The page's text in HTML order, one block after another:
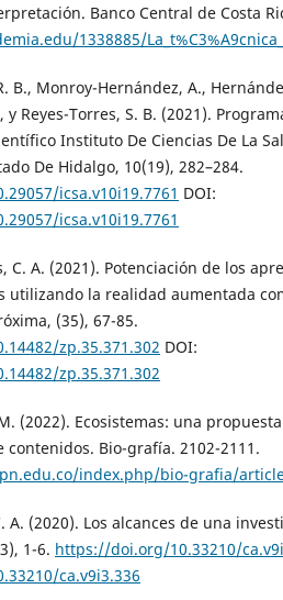
Banco Central de Costa
1338885/
B., Monroy-Hernández, A.,
Reyes-Torres, S. B. (2021).
Instituto De Ciencias De La
De Hidalgo, 10(19), 282–284.
icsa.v10i19.7761 DOI:
icsa.v10i19.7761
C. A. (2021). Potenciación de los
utilizando la realidad aumentada
(35), 67-85.
zp.35.371.302 DOI:
zp.35.371.302
(2022). Ecosistemas: una
contenidos. Bio-grafía. 2102-2111.
index.php/bio-grafia/
A. (2020). Los alcances de una
1-6. https://doi.org/10.33210/
ca.v9i3.336